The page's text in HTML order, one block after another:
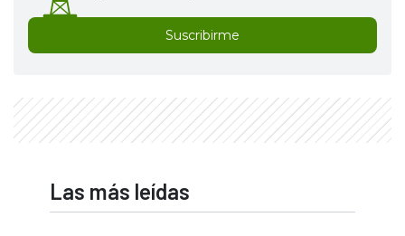
Suscribirme
Las más leídas